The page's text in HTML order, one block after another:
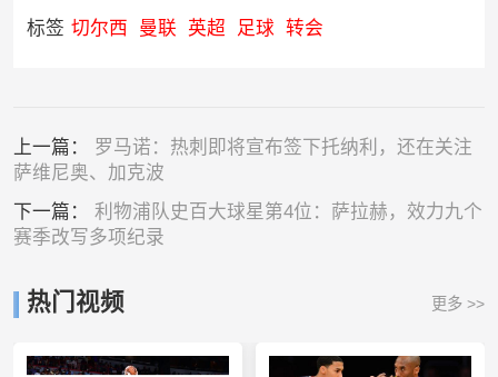
标签 切尔西 曼联 英超 足球 转会
上一篇： 罗马诺：热刺即将宣布签下托纳利，还在关注
萨维尼奥、加克波
下一篇： 利物浦队史百大球星第4位：萨拉赫，效力九个
赛季改写多项纪录
热门视频 更多 >>